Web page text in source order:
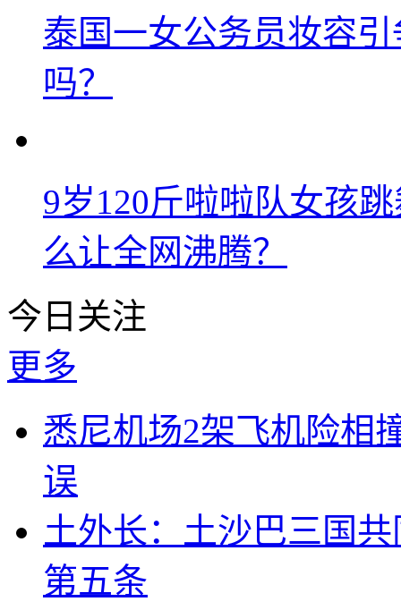
泰国一女公务员妆容
吗？
9岁120斤啦啦队女孩
么让全网沸腾？
今日关注
更多
悉尼机场2架飞机险相
误
土外长：土沙巴三国
第五条